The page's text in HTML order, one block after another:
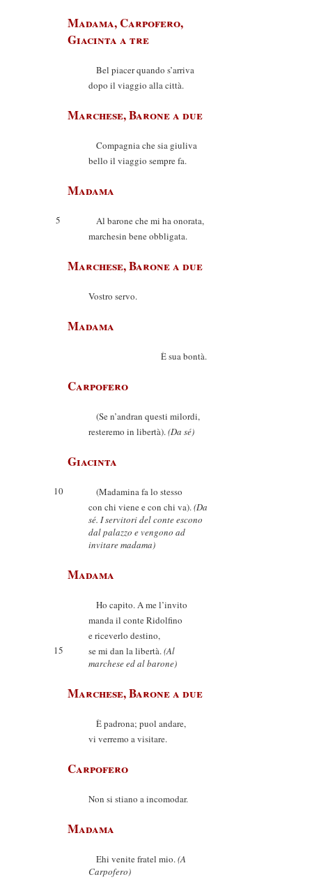
Madama, Carpofero,
Giacinta a tre
Bel piacer quando s’arriva
dopo il viaggio alla città.
Marchese, Barone a due
Compagnia che sia giuliva
bello il viaggio sempre fa.
Madama
5
Al barone che mi ha onorata,
marchesin bene obbligata.
Marchese, Barone a due
Vostro servo.
Madama
È sua bontà.
Carpofero
(Se n’andran questi milordi,
resteremo in libertà).(Da sé)
Giacinta
10
(Madamina fa lo stesso
con chi viene e con chi va).(Da
sé. I servitori del conte escono
dal palazzo e vengono ad
invitare madama)
Madama
Ho capito. A me l’invito
manda il conte Ridolfino
e riceverlo destino,
15
se mi dan la libertà.(Al
marchese ed al barone)
Marchese, Barone a due
È padrona; puol andare,
vi verremo a visitare.
Carpofero
Non si stiano a incomodar.
Madama
Ehi venite fratel mio.(A
Carpofero)